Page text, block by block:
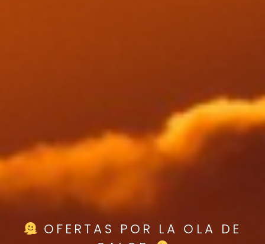
OFERTAS POR LA OLA DE